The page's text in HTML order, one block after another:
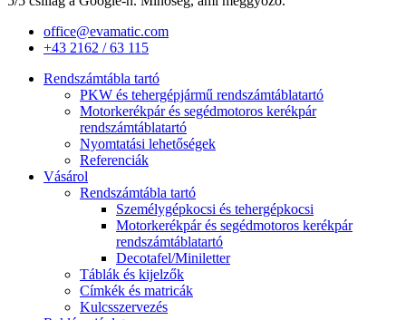
office@evamatic.com
+43 2162 / 63 115
Rendszámtábla tartó
PKW és tehergépjármű rendszámtáblatartó
Motorkerékpár és segédmotoros kerékpár
rendszámtáblatartó
Nyomtatási lehetőségek
Referenciák
Vásárol
Rendszámtábla tartó
Személygépkocsi és tehergépkocsi
Motorkerékpár és segédmotoros kerékpár
rendszámtáblatartó
Decotafel/Miniletter
Táblák és kijelzők
Címkék és matricák
Kulcsszervezés